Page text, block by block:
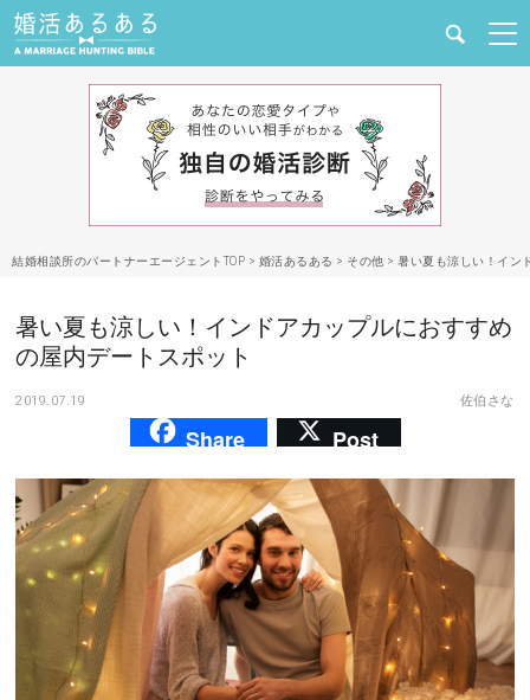
婚活と結婚
合コン・街コン
マッチングアプリ
あるある
その他
ドキドキ
結婚相談所のパートナーエージェントTOP > 婚活あるある > その他 > 暑い夏も涼しい！イン
暑い夏も涼しい！インドアカップルにおすすめ
の屋内デートスポット
2019.07.19 佐伯さな
Share Post